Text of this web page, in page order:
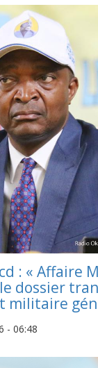
: « Affaire
dossier
militaire
- 06:48